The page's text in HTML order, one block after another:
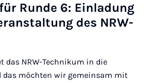
Runde 6: Ein­ladung
des NRW-
das NRW-Technikum in die
das möchten wir gemeinsam mit